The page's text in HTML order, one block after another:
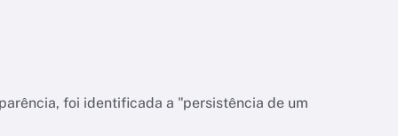
foi identificada a "persistência de um